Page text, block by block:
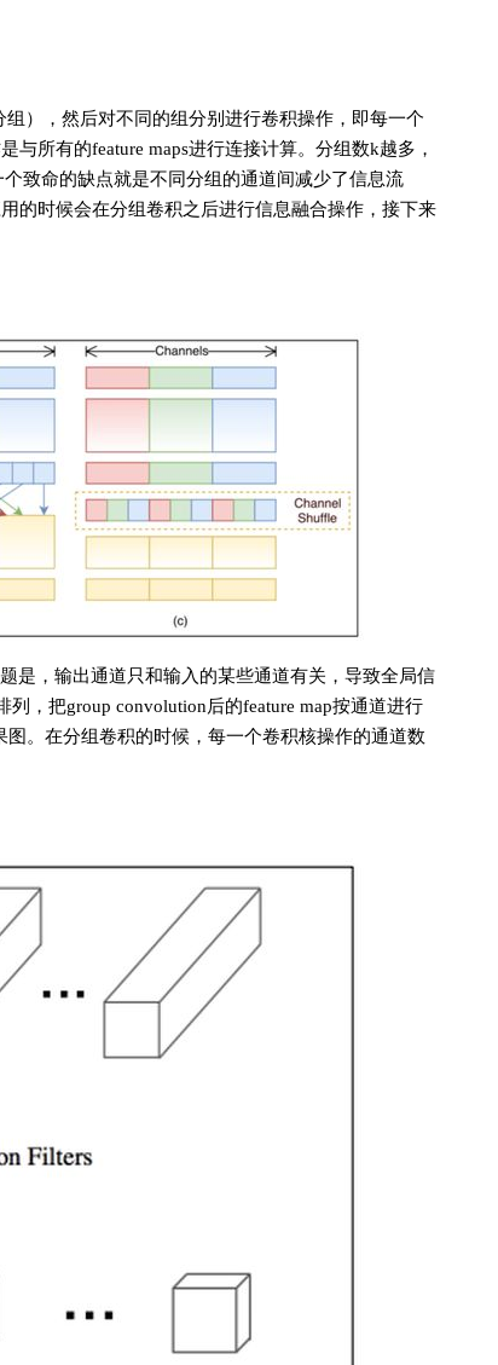
），然后对不同的组分别进行卷积操作，即每一个
与所有的feature maps进行连接计算。分组数k越多，
致命的缺点就是不同分组的通道间减少了信息流
的时候会在分组卷积之后进行信息融合操作，接下来
是，输出通道只和输入的某些通道有关，导致全局信
，把group convolution后的feature map按通道进行
。在分组卷积的时候，每一个卷积核操作的通道数